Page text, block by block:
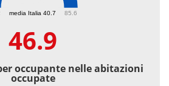
media Italia 40.7 85.6
46.9
occupante nelle abitazioni
occupate